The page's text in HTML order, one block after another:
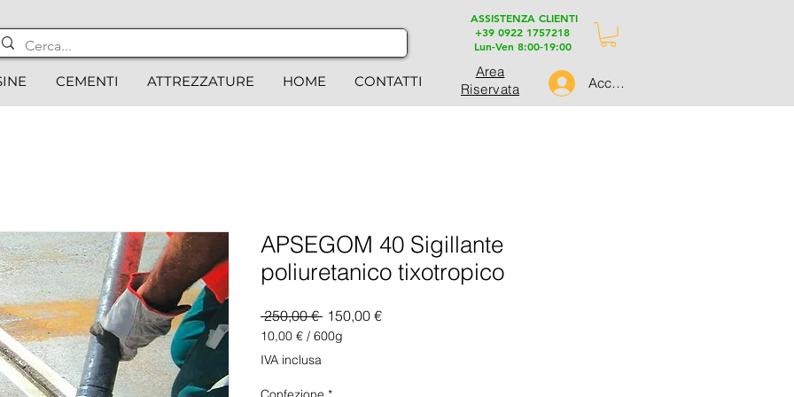
CEMENTI ATTREZZATURE HOME CONTATTI
ASSISTENZA CLIENTI
+39 0922 1757218
Lun-Ven 8:00-19:00
Area
Riservata
Accedi
APSEGOM 40 Sigillante
poliuretanico tixotropico
250,00 € Prezzo
regolare
150,00 €Prezzo
10,00 € / 600g
10,00 €
ogni
600
IVA inclusa